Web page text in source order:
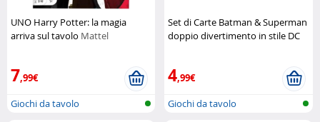
UNO Harry Potter: la magia
arriva sul tavolo Mattel
7,99€
Giochi da tavolo
Set di Carte Batman & Superman
doppio divertimento in stile DC
4,99€
Giochi da tavolo